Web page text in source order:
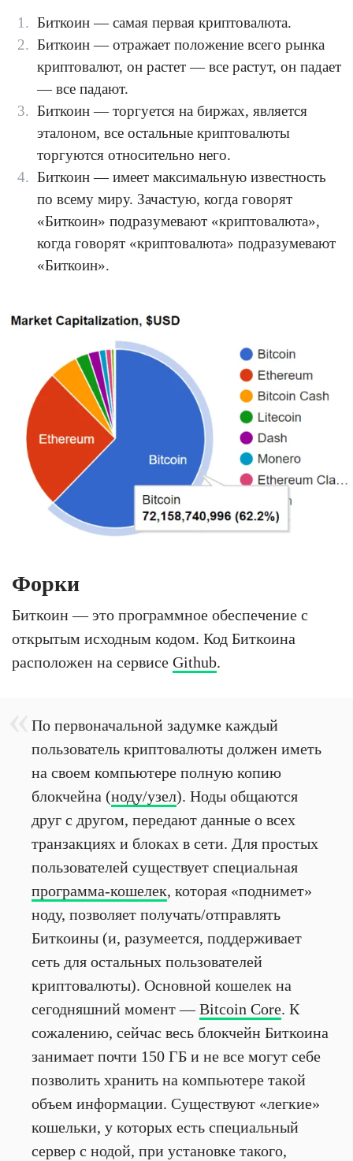
Биткоин — самая первая криптовалюта.
Биткоин — отражает положение всего рынка
криптовалют, он растет — все растут, он падает
— все падают.
Биткоин — торгуется на биржах, является
эталоном, все остальные криптовалюты
торгуются относительно него.
Биткоин — имеет максимальную известность
по всему миру. Зачастую, когда говорят
«Биткоин» подразумевают «криптовалюта»,
когда говорят «криптовалюта» подразумевают
«Биткоин».
Форки
Биткоин — это программное обеспечение с
открытым исходным кодом. Код Биткоина
расположен на сервисе Github.
По первоначальной задумке каждый
пользователь криптовалюты должен иметь
на своем компьютере полную копию
блокчейна (ноду/узел). Ноды общаются
друг с другом, передают данные о всех
транзакциях и блоках в сети. Для простых
пользователей существует специальная
программа-кошелек, которая «поднимет»
ноду, позволяет получать/отправлять
Биткоины (и, разумеется, поддерживает
сеть для остальных пользователей
криптовалюты). Основной кошелек на
сегодняшний момент —Bitcoin Core. К
сожалению, сейчас весь блокчейн Биткоина
занимает почти 150 ГБ и не все могут себе
позволить хранить на компьютере такой
объем информации. Существуют «легкие»
кошельки, у которых есть специальный
сервер с нодой, при установке такого,